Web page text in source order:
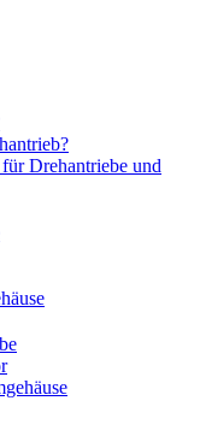
Drehantriebe und